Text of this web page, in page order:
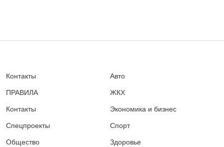
Контакты
ПРАВИЛА
Контакты
Спецпроекты
Общество
Авто
ЖКХ
Экономика и бизнес
Спорт
Здоровье